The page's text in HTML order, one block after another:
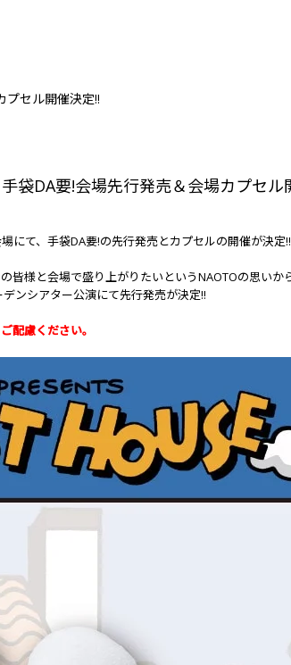
プセル開催決定!!
袋DA要!会場先行発売＆会場カプセル
にて、手袋DA要!の先行発売とカプセルの開催が決定!!
皆様と会場で盛り上がりたいというNAOTOの思いか
ンシアター公演にて先行発売が決定!!
配慮ください。